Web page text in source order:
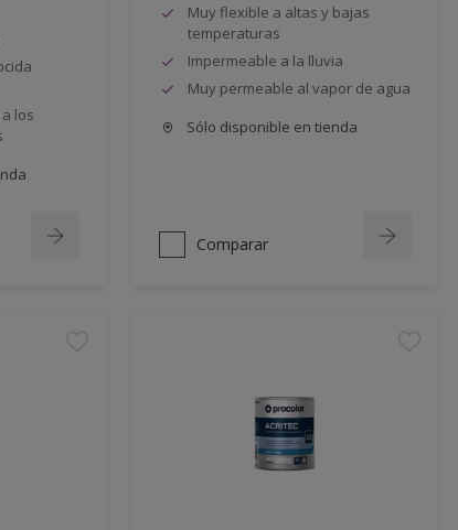
los
Muy flexible a altas y bajas
temperaturas
Impermeable a la lluvia
Muy permeable al vapor de agua
Sólo disponible en tienda
Comparar